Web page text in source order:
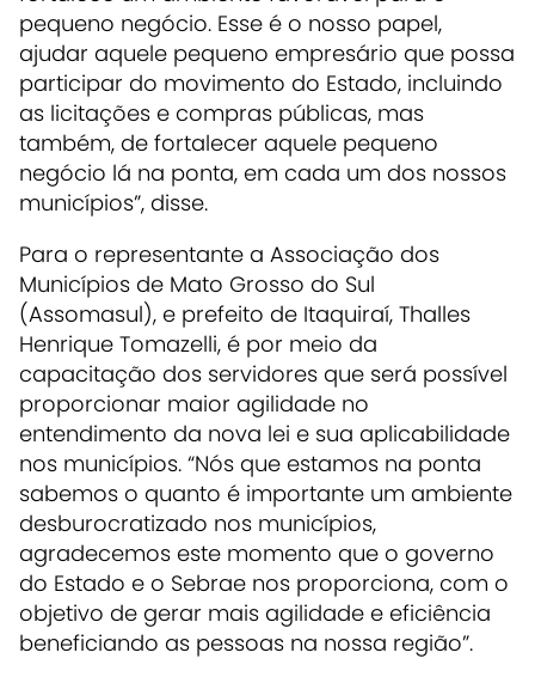
pequeno negócio. Esse é o nosso papel,
ajudar aquele pequeno empresário que possa
participar do movimento do Estado, incluindo
as licitações e compras públicas, mas
também, de fortalecer aquele pequeno
negócio lá na ponta, em cada um dos nossos
municípios”, disse.
Para o representante a Associação dos
Municípios de Mato Grosso do Sul
(Assomasul), e prefeito de Itaquiraí, Thalles
Henrique Tomazelli, é por meio da
capacitação dos servidores que será possível
proporcionar maior agilidade no
entendimento da nova lei e sua aplicabilidade
nos municípios. “Nós que estamos na ponta
sabemos o quanto é importante um ambiente
desburocratizado nos municípios,
agradecemos este momento que o governo
do Estado e o Sebrae nos proporciona, com o
objetivo de gerar mais agilidade e eficiência
beneficiando as pessoas na nossa região”.